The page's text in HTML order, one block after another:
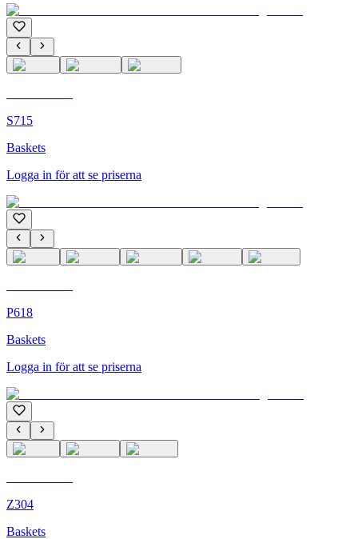
S715
Baskets
Logga in för att se priserna
P618
Baskets
Logga in för att se priserna
Z304
Baskets